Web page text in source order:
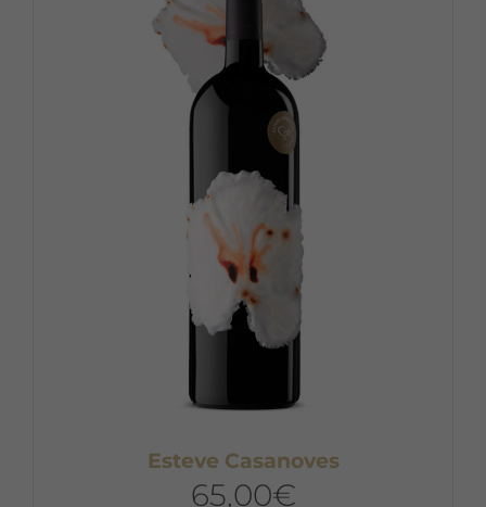
Esteve Casanoves
65,00€